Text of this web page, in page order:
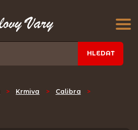
HLEDAT
> Krmiva > Calibra
>